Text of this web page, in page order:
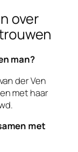
over
man?
der Ven
met haar
met